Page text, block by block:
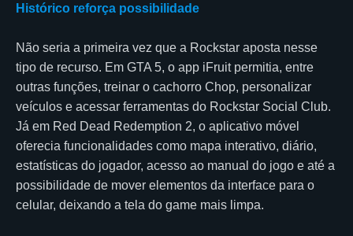
Histórico reforça possibilidade
Não seria a primeira vez que a Rockstar aposta nesse
tipo de recurso. Em GTA 5, o app iFruit permitia, entre
outras funções, treinar o cachorro Chop, personalizar
veículos e acessar ferramentas do Rockstar Social Club.
Já em Red Dead Redemption 2, o aplicativo móvel
oferecia funcionalidades como mapa interativo, diário,
estatísticas do jogador, acesso ao manual do jogo e até a
possibilidade de mover elementos da interface para o
celular, deixando a tela do game mais limpa.